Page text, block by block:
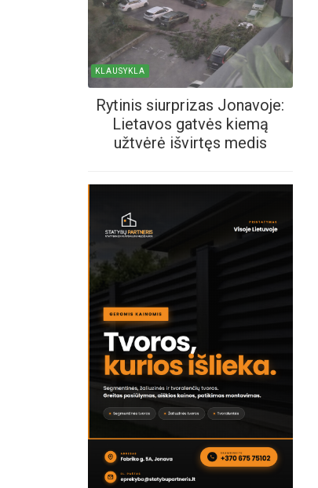
KLAUSYKLA
Rytinis siurprizas Jonavoje:
Lietavos gatvės kiemą
užtvėrė išvirtęs medis